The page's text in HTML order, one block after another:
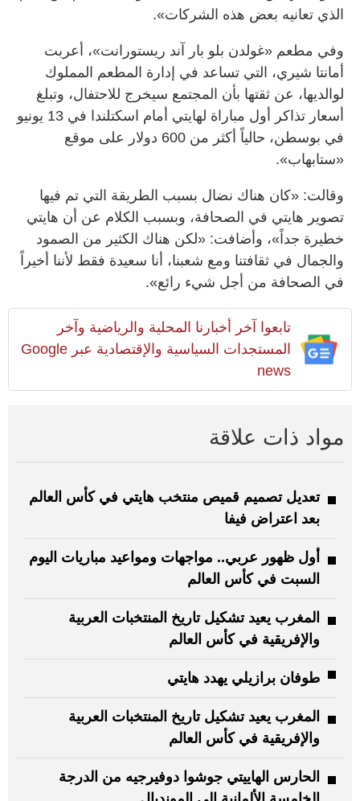
الذي تعانيه بعض هذه الشركات».
وفي مطعم «غولدن بلو بار آند ريستورانت»، أعربت
أمانتا شيري، التي تساعد في إدارة المطعم المملوك
لوالديها، عن ثقتها بأن المجتمع سيخرج للاحتفال، وتبلغ
أسعار تذاكر أول مباراة لهايتي أمام اسكتلندا في 13 يونيو
في بوسطن، حالياً أكثر من 600 دولار على موقع
«ستابهاب».
وقالت: «كان هناك نضال بسبب الطريقة التي تم فيها
تصوير هايتي في الصحافة، وبسبب الكلام عن أن هايتي
خطيرة جداً»، وأضافت: «لكن هناك الكثير من الصمود
والجمال في ثقافتنا ومع شعبنا، أنا سعيدة فقط لأننا أخيراً
في الصحافة من أجل شيء رائع».
تابعوا آخر أخبارنا المحلية والرياضية وآخر
المستجدات السياسية والإقتصادية عبر Google
news
مواد ذات علاقة
تعديل تصميم قميص منتخب هايتي في كأس العالم
بعد اعتراض فيفا
أول ظهور عربي.. مواجهات ومواعيد مباريات اليوم
السبت في كأس العالم
المغرب يعيد تشكيل تاريخ المنتخبات العربية
والإفريقية في كأس العالم
طوفان برازيلي يهدد هايتي
المغرب يعيد تشكيل تاريخ المنتخبات العربية
والإفريقية في كأس العالم
الحارس الهاييتي جوشوا دوفيرجيه من الدرجة